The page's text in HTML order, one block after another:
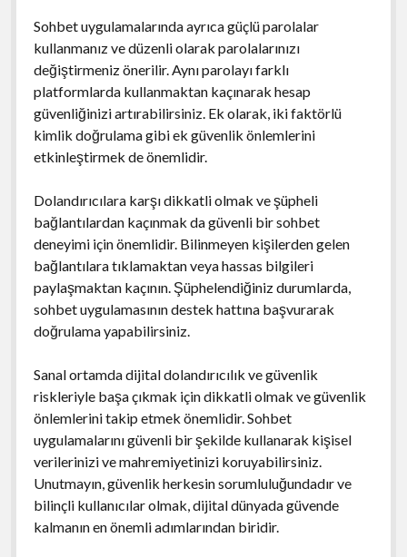
Sohbet uygulamalarında ayrıca güçlü parolalar
kullanmanız ve düzenli olarak parolalarınızı
değiştirmeniz önerilir. Aynı parolayı farklı
platformlarda kullanmaktan kaçınarak hesap
güvenliğinizi artırabilirsiniz. Ek olarak, iki faktörlü
kimlik doğrulama gibi ek güvenlik önlemlerini
etkinleştirmek de önemlidir.
Dolandırıcılara karşı dikkatli olmak ve şüpheli
bağlantılardan kaçınmak da güvenli bir sohbet
deneyimi için önemlidir. Bilinmeyen kişilerden gelen
bağlantılara tıklamaktan veya hassas bilgileri
paylaşmaktan kaçının. Şüphelendiğiniz durumlarda,
sohbet uygulamasının destek hattına başvurarak
doğrulama yapabilirsiniz.
Sanal ortamda dijital dolandırıcılık ve güvenlik
riskleriyle başa çıkmak için dikkatli olmak ve güvenlik
önlemlerini takip etmek önemlidir. Sohbet
uygulamalarını güvenli bir şekilde kullanarak kişisel
verilerinizi ve mahremiyetinizi koruyabilirsiniz.
Unutmayın, güvenlik herkesin sorumluluğundadır ve
bilinçli kullanıcılar olmak, dijital dünyada güvende
kalmanın en önemli adımlarından biridir.